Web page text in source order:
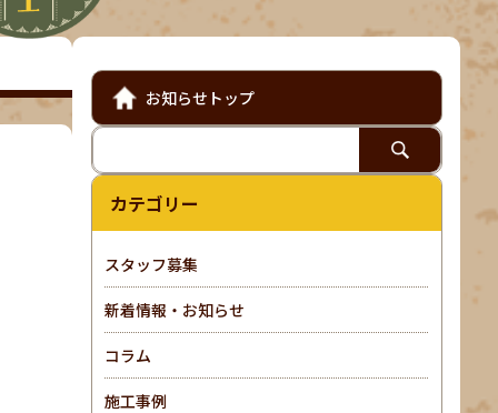
お知らせトップ
カテゴリー
スタッフ募集
新着情報・お知らせ
コラム
施工事例